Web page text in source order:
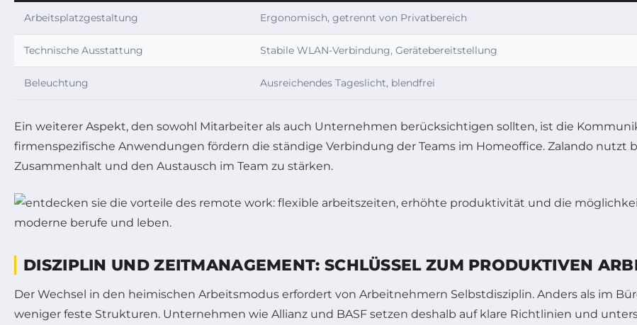
Arbeitsplatzgestaltung Ergonomisch, getrennt von Privatbereich
Technische Ausstattung Stabile WLAN-Verbindung, Gerätebereitstellung
Beleuchtung Ausreichendes Tageslicht, blendfrei
Ein weiterer Aspekt, den sowohl Mitarbeiter als auch Unternehmen berücksichtigen sollten, ist die
firmenspezifische Anwendungen fördern die ständige Verbindung der Teams im Homeoffice. Zalando nutzt
Zusammenhalt und den Austausch im Team zu stärken.
DISZIPLIN UND ZEITMANAGEMENT: SCHLÜSSEL ZUM PRODUKTIVEN
Der Wechsel in den heimischen Arbeitsmodus erfordert von Arbeitnehmern Selbstdisziplin. Anders als im
weniger feste Strukturen. Unternehmen wie Allianz und BASF setzen deshalb auf klare Richtlinien und